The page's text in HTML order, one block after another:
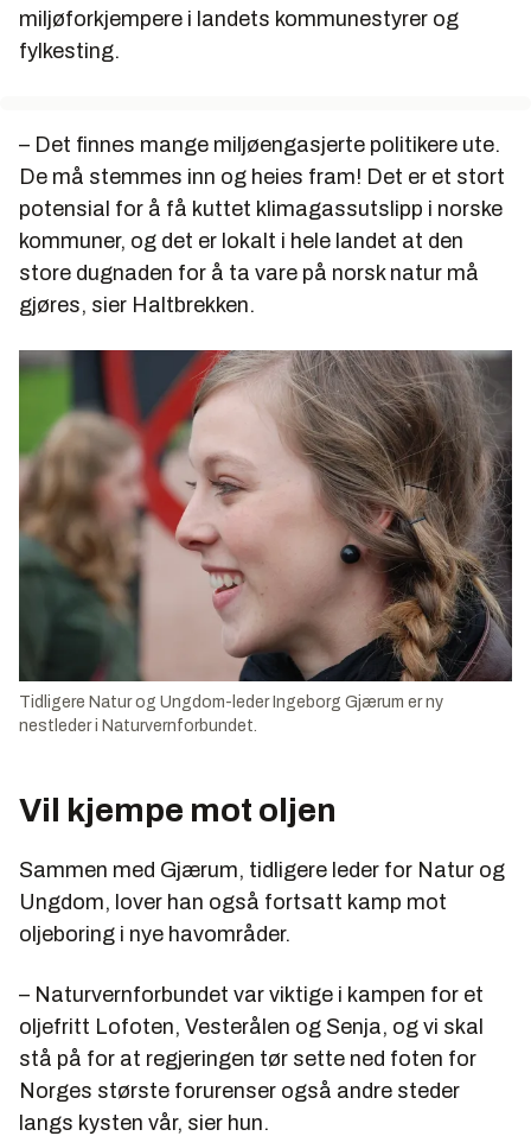
miljøforkjempere i landets kommunestyrer og
fylkesting.
– Det finnes mange miljøengasjerte politikere ute.
De må stemmes inn og heies fram! Det er et stort
potensial for å få kuttet klimagassutslipp i norske
kommuner, og det er lokalt i hele landet at den
store dugnaden for å ta vare på norsk natur må
gjøres, sier Haltbrekken.
Tidligere Natur og Ungdom-leder Ingeborg Gjærum er ny
nestleder i Naturvernforbundet.
Vil kjempe mot oljen
Sammen med Gjærum, tidligere leder for Natur og
Ungdom, lover han også fortsatt kamp mot
oljeboring i nye havområder.
– Naturvernforbundet var viktige i kampen for et
oljefritt Lofoten, Vesterålen og Senja, og vi skal
stå på for at regjeringen tør sette ned foten for
Norges største forurenser også andre steder
langs kysten vår, sier hun.